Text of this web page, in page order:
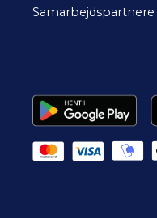
Samarbejdspartnere